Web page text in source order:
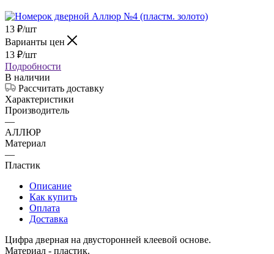
13 ₽/шт
Варианты цен
13 ₽/шт
Подробности
В наличии
Рассчитать доставку
Характеристики
Производитель
—
АЛЛЮР
Материал
—
Пластик
Описание
Как купить
Оплата
Доставка
Цифра дверная на двусторонней клеевой основе.
Материал - пластик.